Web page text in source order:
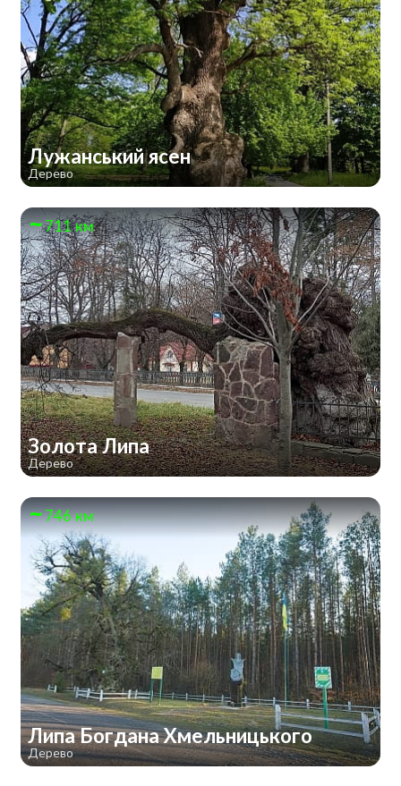
Лужанський ясен
Дерево
711 км
Золота Липа
Дерево
746 км
Липа Богдана Хмельницького
Дерево